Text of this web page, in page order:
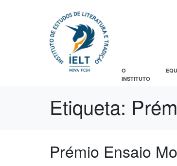
O
INSTITUTO
Etiqueta:
Prémio Ensaio